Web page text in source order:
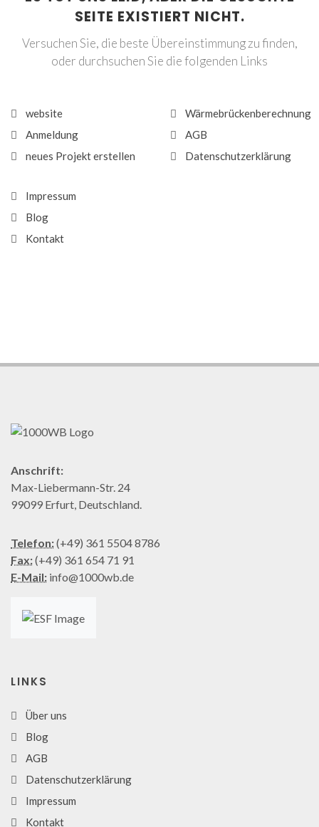
SEITE EXISTIERT NICHT.
Versuchen Sie, die beste Übereinstimmung zu finden,
oder durchsuchen Sie die folgenden Links
website
Anmeldung
neues Projekt erstellen
Wärmebrückenberechnung
AGB
Datenschutzerklärung
Impressum
Blog
Kontakt
Anschrift:
Max-Liebermann-Str. 24
99099 Erfurt, Deutschland.
Telefon:(+49) 361 5504 8786
Fax:(+49) 361 654 71 91
E-Mail: info@1000wb.de
LINKS
Über uns
Blog
AGB
Datenschutzerklärung
Impressum
Kontakt